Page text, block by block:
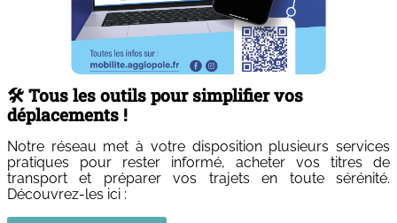
🛠️ Tous les outils pour simplifier vos
déplacements !
Notre réseau met à votre disposition plusieurs services
pratiques pour rester informé, acheter vos titres de
transport et préparer vos trajets en toute sérénité.
Découvrez-les ici :